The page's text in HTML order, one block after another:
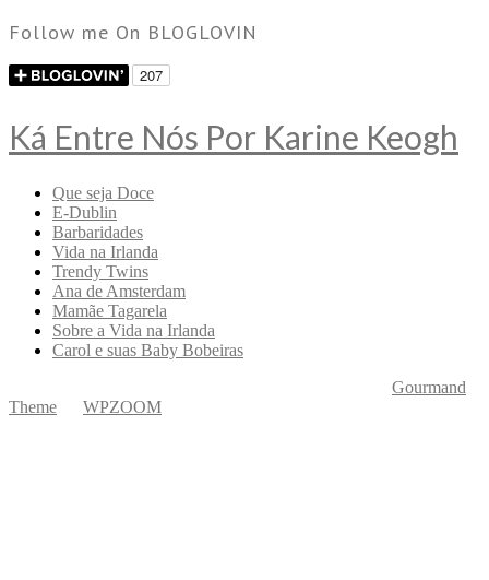
Follow me On BLOGLOVIN
Ká Entre Nós Por Karine Keogh
Que seja Doce
E-Dublin
Barbaridades
Vida na Irlanda
Trendy Twins
Ana de Amsterdam
Mamãe Tagarela
Sobre a Vida na Irlanda
Carol e suas Baby Bobeiras
Gourmand
Theme
WPZOOM